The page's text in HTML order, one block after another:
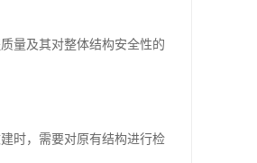
量及其对整体结构安全性的
时，需要对原有结构进行检